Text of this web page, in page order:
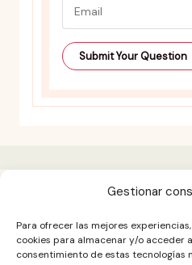
Gestionar
Para ofrecer las mejores
cookies para almacenar y/o acceder
consentimiento de estas tecnologías
Aviso
DESCARGO DE